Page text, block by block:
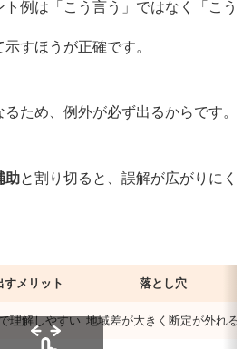
例は「こう言う」ではなく「こう
すほうが正確です。
ため、例外が必ず出るからです。
助と割り切ると、誤解が広がりにく
すメリット 落とし穴
理解しやすい 地域差が大きく断定が外れる